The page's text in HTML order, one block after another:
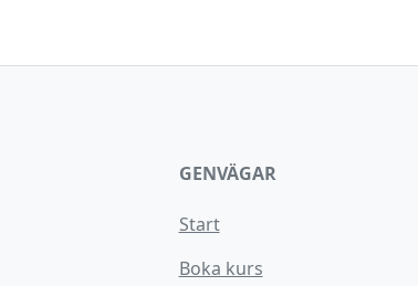
GENVÄGAR
Start
Boka kurs